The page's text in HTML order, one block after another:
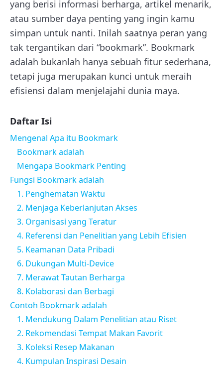
yang berisi informasi berharga, artikel menarik,
atau sumber daya penting yang ingin kamu
simpan untuk nanti. Inilah saatnya peran yang
tak tergantikan dari “bookmark”. Bookmark
adalah bukanlah hanya sebuah fitur sederhana,
tetapi juga merupakan kunci untuk meraih
efisiensi dalam menjelajahi dunia maya.
Daftar Isi
Mengenal Apa itu Bookmark
Bookmark adalah
Mengapa Bookmark Penting
Fungsi Bookmark adalah
1. Penghematan Waktu
2. Menjaga Keberlanjutan Akses
3. Organisasi yang Teratur
4. Referensi dan Penelitian yang Lebih Efisien
5. Keamanan Data Pribadi
6. Dukungan Multi-Device
7. Merawat Tautan Berharga
8. Kolaborasi dan Berbagi
Contoh Bookmark adalah
1. Mendukung Dalam Penelitian atau Riset
2. Rekomendasi Tempat Makan Favorit
3. Koleksi Resep Makanan
4. Kumpulan Inspirasi Desain